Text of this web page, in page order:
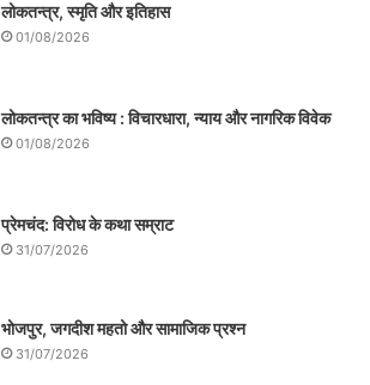
लोकतन्त्र, स्मृति और इतिहास
01/08/2026
लोकतन्त्र का भविष्य : विचारधारा, न्याय और नागरिक विवेक
01/08/2026
प्रेमचंद: विरोध के कथा सम्राट
31/07/2026
भोजपुर, जगदीश महतो और सामाजिक प्रश्न
31/07/2026